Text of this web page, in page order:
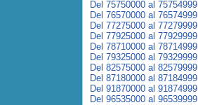
Del 75750000 al 75754999
Del 76570000 al 76574999
Del 77275000 al 77279999
Del 77925000 al 77929999
Del 78710000 al 78714999
Del 79325000 al 79329999
Del 82575000 al 82579999
Del 87180000 al 87184999
Del 91870000 al 91874999
Del 96535000 al 96539999